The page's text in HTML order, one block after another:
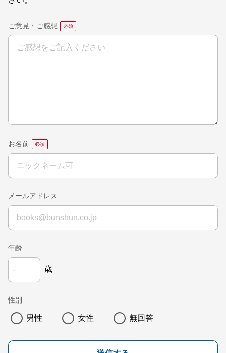
ご意見・ご感想
お名前
メールアドレス
年齢
歳
性別
男性 女性 無回答